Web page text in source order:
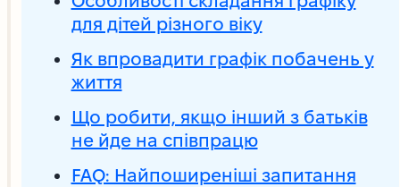
для дітей різного віку
Як впровадити графік побачень у
життя
Що робити, якщо інший з батьків
не йде на співпрацю
FAQ: Найпоширеніші запитання